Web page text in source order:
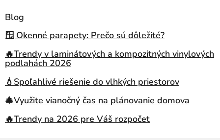
Blog
🪟 Okenné parapety: Prečo sú dôležité?
🔥Trendy v laminátových a kompozitných vinylových
podlahách 2026
💧Spoľahlivé riešenie do vlhkých priestorov
🎄Využite vianočný čas na plánovanie domova
🔥Trendy na 2026 pre Váš rozpočet